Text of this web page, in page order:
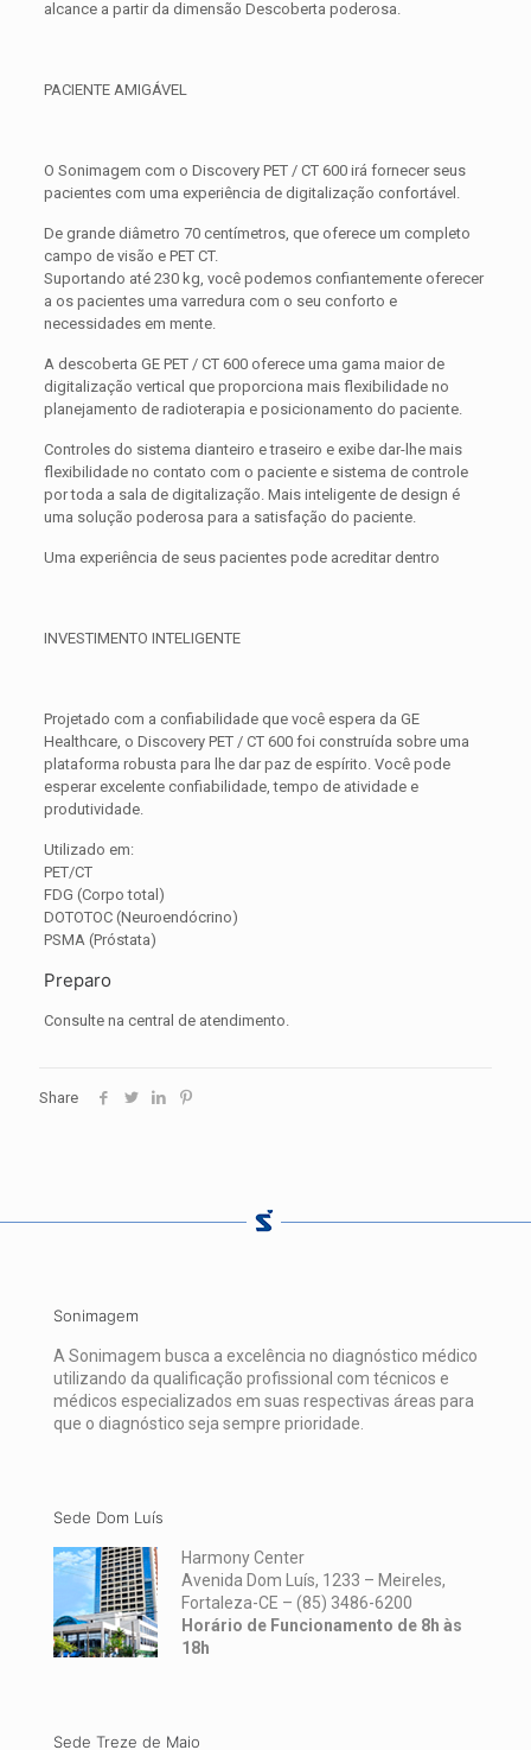
alcance a partir da dimensão Descoberta poderosa.
PACIENTE AMIGÁVEL
O Sonimagem com o Discovery PET / CT 600 irá fornecer seus
pacientes com uma experiência de digitalização confortável.
De grande diâmetro 70 centímetros, que oferece um completo
campo de visão e PET CT.
Suportando até 230 kg, você podemos confiantemente oferecer
a os pacientes uma varredura com o seu conforto e
necessidades em mente.
A descoberta GE PET / CT 600 oferece uma gama maior de
digitalização vertical que proporciona mais flexibilidade no
planejamento de radioterapia e posicionamento do paciente.
Controles do sistema dianteiro e traseiro e exibe dar-lhe mais
flexibilidade no contato com o paciente e sistema de controle
por toda a sala de digitalização. Mais inteligente de design é
uma solução poderosa para a satisfação do paciente.
Uma experiência de seus pacientes pode acreditar dentro
INVESTIMENTO INTELIGENTE
Projetado com a confiabilidade que você espera da GE
Healthcare, o Discovery PET / CT 600 foi construída sobre uma
plataforma robusta para lhe dar paz de espírito. Você pode
esperar excelente confiabilidade, tempo de atividade e
produtividade.
Utilizado em:
PET/CT
FDG (Corpo total)
DOTOTOC (Neuroendócrino)
PSMA (Próstata)
Preparo
Consulte na central de atendimento.
Share
Sonimagem
A Sonimagem busca a excelência no diagnóstico médico
utilizando da qualificação profissional com técnicos e
médicos especializados em suas respectivas áreas para
que o diagnóstico seja sempre prioridade.
Sede Dom Luís
Harmony Center
Avenida Dom Luís, 1233 – Meireles,
Fortaleza-CE – (85) 3486-6200
Horário de Funcionamento de 8h às
18h
Sede Treze de Maio